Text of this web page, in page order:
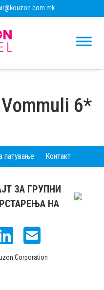
6*
патување Контакт
ЗА ГРУПНИ
НА
Corporation